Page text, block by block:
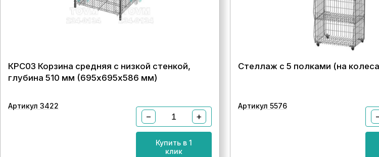
КРС03 Корзина средняя с низкой стенкой,
глубина 510 мм (695х695х586 мм)
Артикул 3422
− +
Купить в 1
клик
Стеллаж с 5 полками (на
Артикул 5576